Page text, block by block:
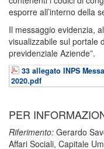
esporre all’interno della
Il messaggio evidenzia,
visualizzabile sul portale
previdenziale Aziende”.
33 allegato INPS
2020.pdf
PER
Riferimento: Gerardo
Affari Sociali, Capitale